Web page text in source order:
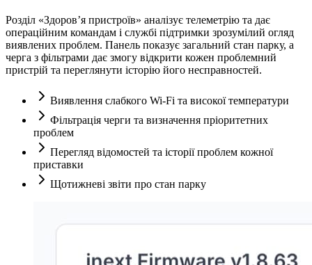
Розділ «Здоров’я пристроїв» аналізує телеметрію та дає
операційним командам і службі підтримки зрозумілий огляд
виявлених проблем. Панель показує загальний стан парку, а
черга з фільтрами дає змогу відкрити кожен проблемний
пристрій та переглянути історію його несправностей.
Виявлення слабкого Wi-Fi та високої температури
Фільтрація черги та визначення пріоритетних
проблем
Перегляд відомостей та історії проблем кожної
приставки
Щотижневі звіти про стан парку